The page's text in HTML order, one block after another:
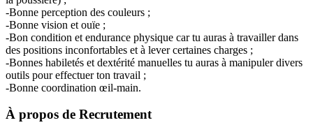
-Bonne perception des couleurs ;
-Bonne vision et ouïe ;
-Bon condition et endurance physique car tu auras à travailler dans
des positions inconfortables et à lever certaines charges ;
-Bonnes habiletés et dextérité manuelles tu auras à manipuler divers
outils pour effectuer ton travail ;
-Bonne coordination œil-main.
À propos de Recrutement